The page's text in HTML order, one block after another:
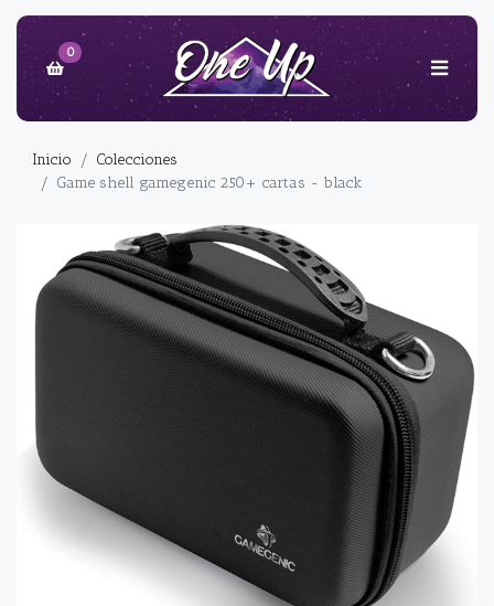
0
Inicio
Colecciones
Game shell gamegenic 250+ cartas - black